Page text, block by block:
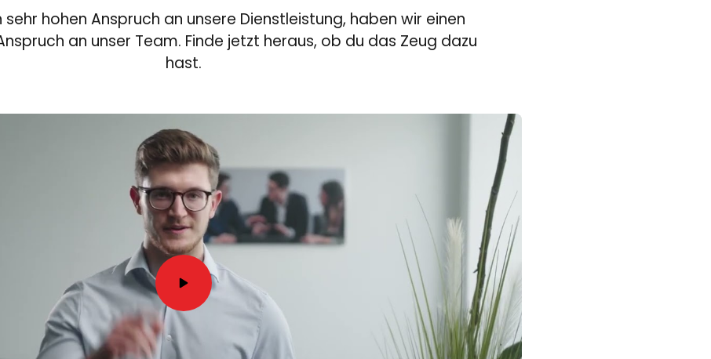
sehr hohen Anspruch an unsere Dienstleistung, haben wir einen
an unser Team. Finde jetzt heraus, ob du das Zeug dazu
hast.